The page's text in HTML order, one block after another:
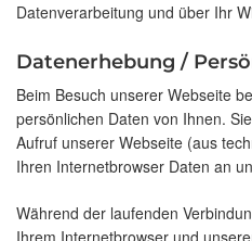
Datenverarbeitung und über Ihr
Datenerhebung /
Beim Besuch unserer Webseite
persönlichen Daten von Ihnen.
Aufruf unserer Webseite (aus
Ihren Internetbrowser Daten an
Während der laufenden
Ihrem Internetbrowser und